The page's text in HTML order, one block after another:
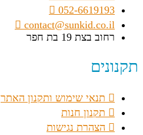
052-6619193
contact@sunkid.co.il
רחוב בצת 19 בת חפר
תקנונים
תנאי שימוש ותקנון האתר
תקנון חנות
הצהרת נגישות